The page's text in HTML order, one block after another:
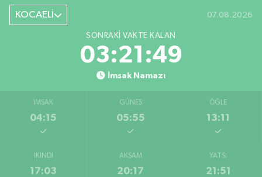
KOCAELİ 07.08.2026
SONRAKI VAKTE KALAN
03:21:49
İmsak Namazı
İMSAK
04:15
GÜNEŞ
05:55
ÖĞLE
13:11
İKINDI
17:03
AKŞAM
20:17
YATSI
21:51